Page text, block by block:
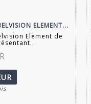
ELEMENT...
Element de